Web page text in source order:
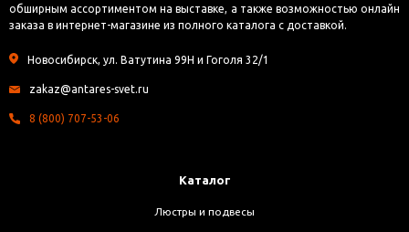
обширным ассортиментом на выставке, а также возможностью онлайн
заказа в интернет-магазине из полного каталога с доставкой.
Новосибирск, ул. Ватутина 99Н и Гоголя 32/1
zakaz@antares-svet.ru
8 (800) 707-53-06
Каталог
Люстры и подвесы